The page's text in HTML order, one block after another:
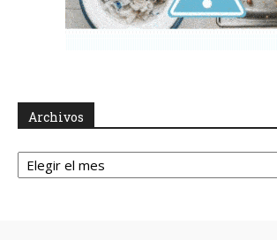
Archivos
Archivos